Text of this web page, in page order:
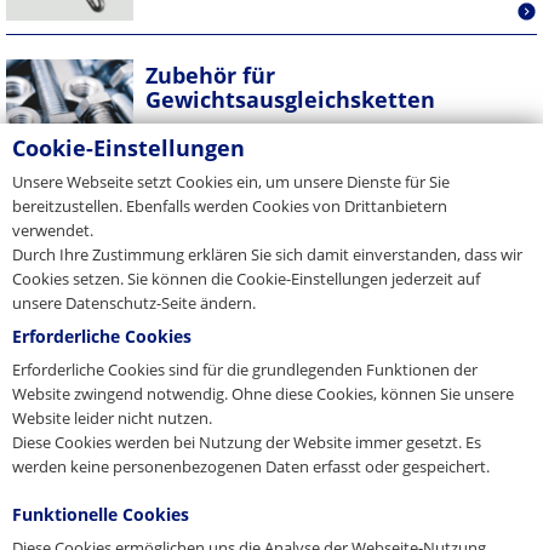
Zubehör für
Gewichtsausgleichsketten
Cookie-Einstellungen
Unsere Webseite setzt Cookies ein, um unsere Dienste für Sie
bereitzustellen. Ebenfalls werden Cookies von Drittanbietern
verwendet.
Durch Ihre Zustimmung erklären Sie sich damit einverstanden, dass wir
Cookies setzen. Sie können die Cookie-Einstellungen jederzeit auf
unsere Datenschutz-Seite ändern.
Erforderliche Cookies
Erforderliche Cookies sind für die grundlegenden Funktionen der
Website zwingend notwendig. Ohne diese Cookies, können Sie unsere
Website leider nicht nutzen.
Diese Cookies werden bei Nutzung der Website immer gesetzt. Es
werden keine personenbezogenen Daten erfasst oder gespeichert.
Funktionelle Cookies